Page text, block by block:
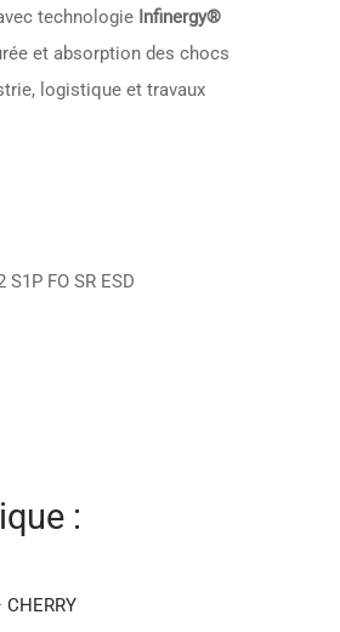
technologie Infinergy®
et absorption des chocs
logistique et travaux
S1P FO SR ESD
: